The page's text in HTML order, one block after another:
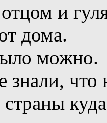
и
дома.
можно.
знали, что
страны